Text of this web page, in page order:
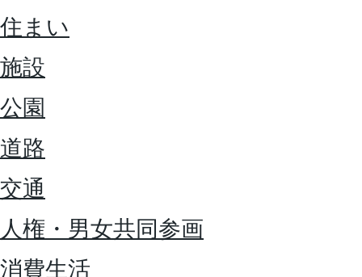
住まい
施設
公園
道路
交通
人権・男女共同参画
消費生活